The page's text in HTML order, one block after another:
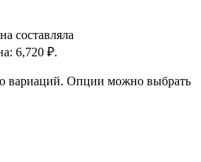
составляла
6,720 ₽.
вариаций. Опции можно выбрать